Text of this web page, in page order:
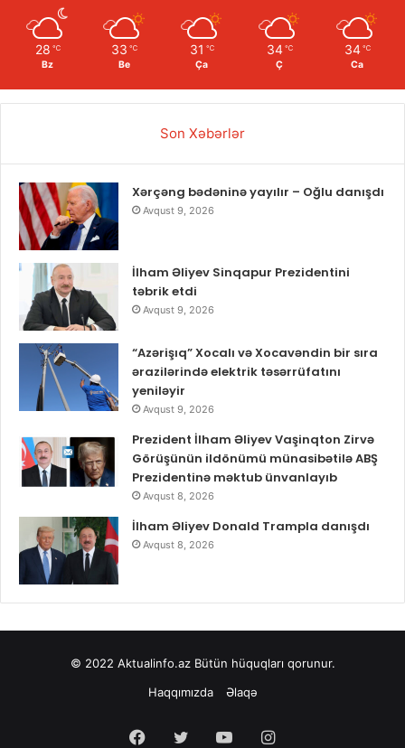
28 ℃
Bz
33 ℃
Be
31 ℃
Ça
34 ℃
Ç
34 ℃
Ca
Son Xəbərlər
Xərçəng bədəninə yayılır – Oğlu danışdı
Avqust 9, 2026
İlham Əliyev Sinqapur Prezidentini
təbrik etdi
Avqust 9, 2026
“Azərişıq” Xocalı və Xocavəndin bir sıra
ərazilərində elektrik təsərrüfatını
yeniləyir
Avqust 9, 2026
Prezident İlham Əliyev Vaşinqton Zirvə
Görüşünün ildönümü münasibətilə ABŞ
Prezidentinə məktub ünvanlayıb
Avqust 8, 2026
İlham Əliyev Donald Trampla danışdı
Avqust 8, 2026
© 2022 Aktualinfo.azBütün hüquqları qorunur.
Haqqımızda
Əlaqə
Facebook
Twitter YouTubeInstagram